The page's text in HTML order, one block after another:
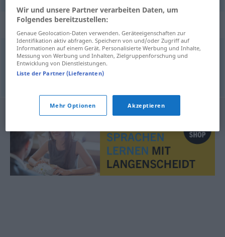
Beispielsätze für "dugme"
pritisno dugme
Druckknopfm
Wir und unsere Partner verarbeiten Daten, um
Folgendes bereitzustellen:
Genaue Geolocation-Daten verwenden. Geräteeigenschaften zur
Identifikation aktiv abfragen. Speichern von und/oder Zugriff auf
Informationen auf einem Gerät. Personalisierte Werbung und Inhalte,
Messung von Werbung und Inhalten, Zielgruppenforschung und
Entwicklung von Dienstleistungen.
Liste der Partner (Lieferanten)
Mehr Optionen Akzeptieren